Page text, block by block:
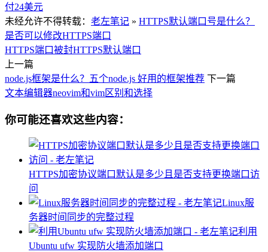
付24美元
未经允许不得转载： 老左笔记 » HTTPS默认端口号是什么？
是否可以修改HTTPS端口
HTTPS端口被封HTTPS默认端口
上一篇
node.js框架是什么？五个node.js 好用的框架推荐 下一篇
文本编辑器neovim和vim区别和选择
你可能还喜欢这些内容：
HTTPS加密协议端口默认是多少且是否支持更换端口访
问
Linux服
务器时间同步的完整过程
利用
Ubuntu ufw 实现防火墙添加端口